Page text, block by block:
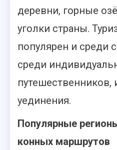
деревни, горные
уголки страны.
популярен и среди
среди
путешественников,
уединения.
Популярные
конных маршрутов